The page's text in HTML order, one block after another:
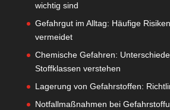
wichtig sind
Gefahrgut im Alltag: Häufige
vermeidet
Chemische Gefahren:
Stoffklassen verstehen
Lagerung von Gefahrstoffen:
Notfallmaßnahmen bei